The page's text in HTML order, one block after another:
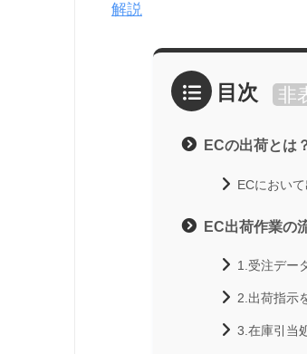
解説
目次 非
ECの出荷とは
ECにおい
EC出荷作業の
1.受注デー
2.出荷指示
3.在庫引当